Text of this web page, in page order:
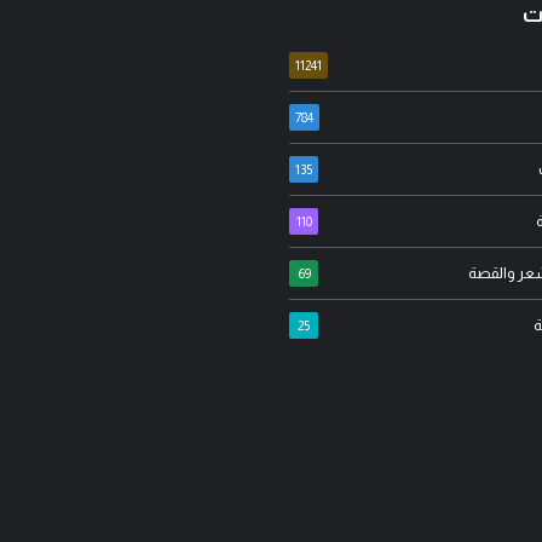
الشيعة خيار احتضان
رغم امتلاكهم الدولة؟!
11241
784
135
110
والقصة 69
25